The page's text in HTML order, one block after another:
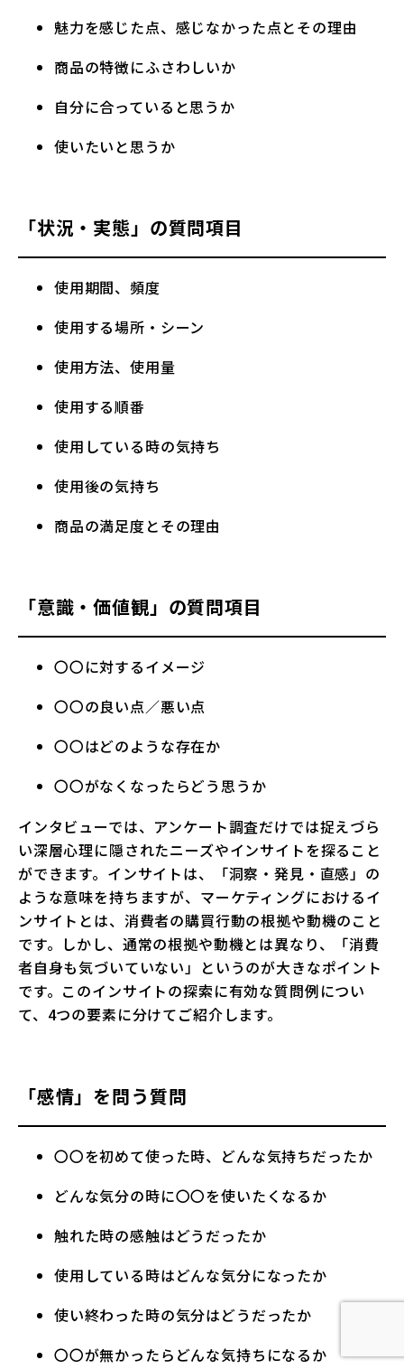
魅力を感じた点、感じなかった点とその理由
商品の特徴にふさわしいか
自分に合っていると思うか
使いたいと思うか
「状況・実態」の質問項目
使用期間、頻度
使用する場所・シーン
使用方法、使用量
使用する順番
使用している時の気持ち
使用後の気持ち
商品の満足度とその理由
「意識・価値観」の質問項目
〇〇に対するイメージ
〇〇の良い点／悪い点
〇〇はどのような存在か
〇〇がなくなったらどう思うか
インタビューでは、アンケート調査だけでは捉えづら
い深層心理に隠されたニーズやインサイトを探ること
ができます。インサイトは、「洞察・発見・直感」の
ような意味を持ちますが、マーケティングにおけるイ
ンサイトとは、消費者の購買行動の根拠や動機のこと
です。しかし、通常の根拠や動機とは異なり、「消費
者自身も気づいていない」というのが大きなポイント
です。このインサイトの探索に有効な質問例につい
て、4つの要素に分けてご紹介します。
「感情」を問う質問
〇〇を初めて使った時、どんな気持ちだったか
どんな気分の時に〇〇を使いたくなるか
触れた時の感触はどうだったか
使用している時はどんな気分になったか
使い終わった時の気分はどうだったか
〇〇が無かったらどんな気持ちになるか